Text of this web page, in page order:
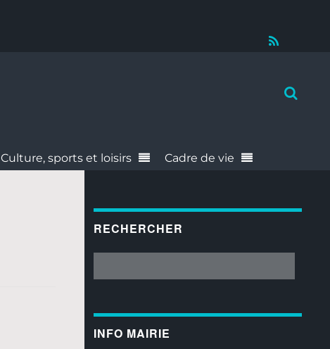
Culture, sports et loisirs Cadre de vie
RECHERCHER
INFO MAIRIE